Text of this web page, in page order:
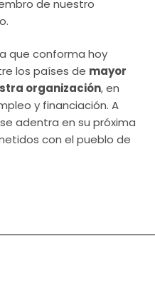
de nuestro
que conforma hoy
los países de mayor
organización, en
y financiación. A
adentra en su próxima
con el pueblo de